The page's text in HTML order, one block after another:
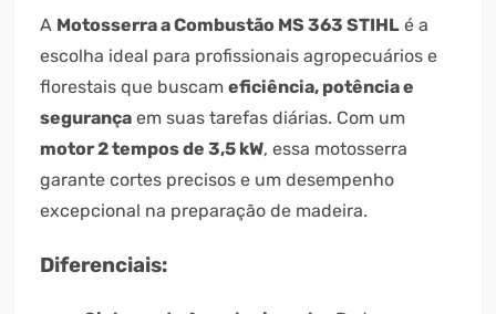
A Motosserra a Combustão MS 363 STIHL é a
escolha ideal para profissionais agropecuários e
florestais que buscam eficiência, potência e
segurança em suas tarefas diárias. Com um
motor 2 tempos de 3,5 kW, essa motosserra
garante cortes precisos e um desempenho
excepcional na preparação de madeira.
Diferenciais: